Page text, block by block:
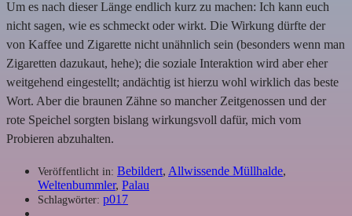
Um es nach dieser Länge endlich kurz zu machen: Ich kann euch
nicht sagen, wie es schmeckt oder wirkt. Die Wirkung dürfte der
von Kaffee und Zigarette nicht unähnlich sein (besonders wenn man
Zigaretten dazukaut, hehe); die soziale Interaktion wird aber eher
weitgehend eingestellt; andächtig ist hierzu wohl wirklich das beste
Wort. Aber die braunen Zähne so mancher Zeitgenossen und der
rote Speichel sorgten bislang wirkungsvoll dafür, mich vom
Probieren abzuhalten.
Veröffentlicht in: Bebildert, Allwissende Müllhalde,
Weltenbummler, Palau
Schlagwörter: p017